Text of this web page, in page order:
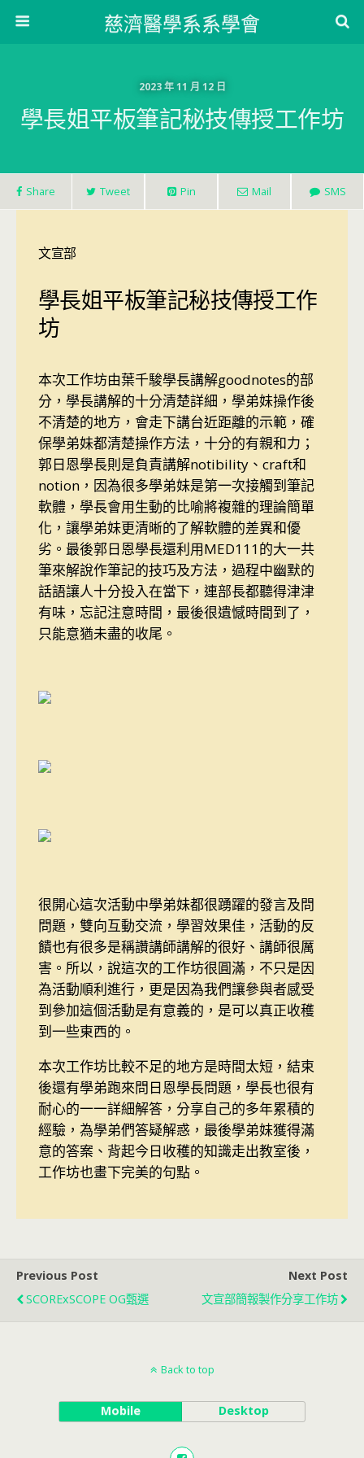
慈濟醫學系系學會
2023 年 11 月 12 日
學長姐平板筆記秘技傳授工作坊
Share Tweet Pin Mail SMS
文宣部
學長姐平板筆記秘技傳授工作
坊
本次工作坊由葉千駿學長講解goodnotes的部
分，學長講解的十分清楚詳細，學弟妹操作後
不清楚的地方，會走下講台近距離的示範，確
保學弟妹都清楚操作方法，十分的有親和力；
郭日恩學長則是負責講解notibility、craft和
notion，因為很多學弟妹是第一次接觸到筆記
軟體，學長會用生動的比喻將複雜的理論簡單
化，讓學弟妹更清晰的了解軟體的差異和優
劣。最後郭日恩學長還利用MED111的大一共
筆來解說作筆記的技巧及方法，過程中幽默的
話語讓人十分投入在當下，連部長都聽得津津
有味，忘記注意時間，最後很遺憾時間到了，
只能意猶未盡的收尾。
很開心這次活動中學弟妹都很踴躍的發言及問
問題，雙向互動交流，學習效果佳，活動的反
饋也有很多是稱讚講師講解的很好、講師很厲
害。所以，說這次的工作坊很圓滿，不只是因
為活動順利進行，更是因為我們讓參與者感受
到參加這個活動是有意義的，是可以真正收穫
到一些東西的。
本次工作坊比較不足的地方是時間太短，結束
後還有學弟跑來問日恩學長問題，學長也很有
耐心的一一詳細解答，分享自己的多年累積的
經驗，為學弟們答疑解惑，最後學弟妹獲得滿
意的答案、背起今日收穫的知識走出教室後，
工作坊也畫下完美的句點。
Previous Post
SCORExSCOPE OG甄選
Next Post
文宣部簡報製作分享工作坊
Back to top
Mobile Desktop